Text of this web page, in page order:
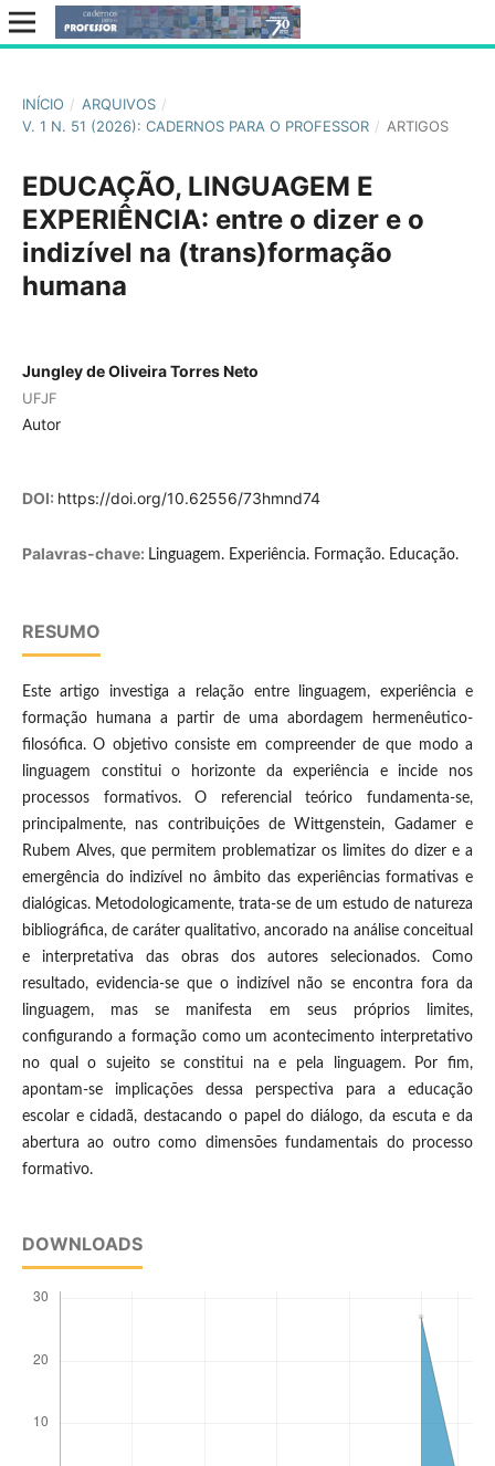
INÍCIO / ARQUIVOS /
V. 1 N. 51 (2026): CADERNOS PARA O PROFESSOR / ARTIGOS
EDUCAÇÃO, LINGUAGEM E
EXPERIÊNCIA: entre o dizer e o
indizível na (trans)formação
humana
Jungley de Oliveira Torres Neto
UFJF
Autor
DOI: https://doi.org/10.62556/73hmnd74
Palavras-chave: Linguagem. Experiência. Formação. Educação.
RESUMO
Este artigo investiga a relação entre linguagem, experiência e
formação humana a partir de uma abordagem hermenêutico-
filosófica. O objetivo consiste em compreender de que modo a
linguagem constitui o horizonte da experiência e incide nos
processos formativos. O referencial teórico fundamenta-se,
principalmente, nas contribuições de Wittgenstein, Gadamer e
Rubem Alves, que permitem problematizar os limites do dizer e a
emergência do indizível no âmbito das experiências formativas e
dialógicas. Metodologicamente, trata-se de um estudo de natureza
bibliográfica, de caráter qualitativo, ancorado na análise conceitual
e interpretativa das obras dos autores selecionados. Como
resultado, evidencia-se que o indizível não se encontra fora da
linguagem, mas se manifesta em seus próprios limites,
configurando a formação como um acontecimento interpretativo
no qual o sujeito se constitui na e pela linguagem. Por fim,
apontam-se implicações dessa perspectiva para a educação
escolar e cidadã, destacando o papel do diálogo, da escuta e da
abertura ao outro como dimensões fundamentais do processo
formativo.
DOWNLOADS